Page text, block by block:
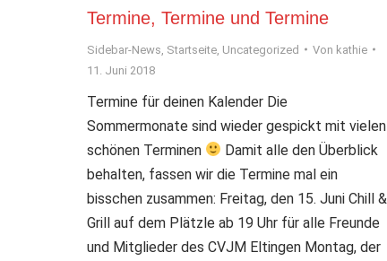
Termine, Termine und Termine
Sidebar-News Startseite Uncategorized Von kathie
11. Juni 2018
Termine für deinen Kalender Die
Sommermonate sind wieder gespickt mit vielen
schönen Terminen
Damit alle den Überblick
behalten, fassen wir die Termine mal ein
bisschen zusammen: Freitag, den 15. Juni Chill &
Grill auf dem Plätzle ab 19 Uhr für alle Freunde
und Mitglieder des CVJM Eltingen Montag, der